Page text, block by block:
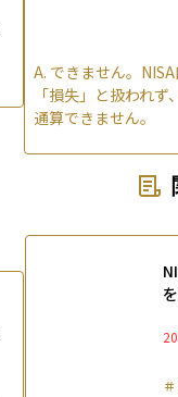
A. できません。
「損失」と扱われ
通算できません。